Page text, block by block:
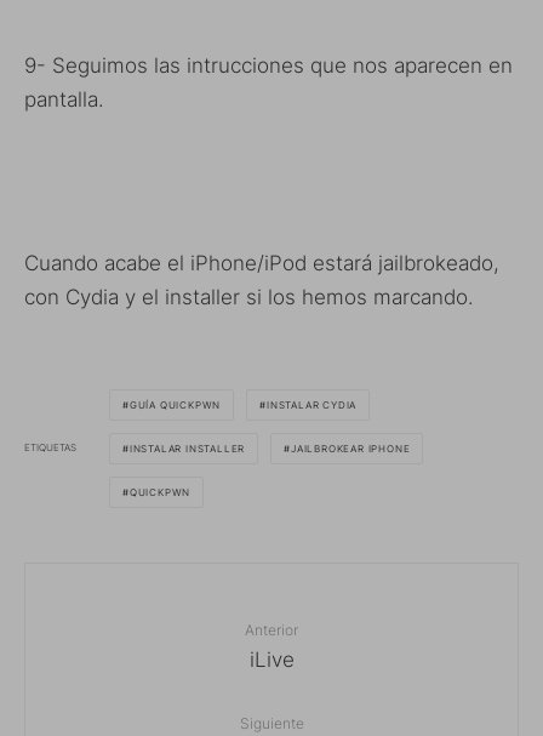
9- Seguimos las intrucciones que nos aparecen en
pantalla.
Cuando acabe el iPhone/iPod estará jailbrokeado,
con Cydia y el installer si los hemos marcando.
ETIQUETAS
GUÍA QUICKPWN INSTALAR CYDIA
INSTALAR INSTALLER JAILBROKEAR IPHONE
QUICKPWN
Anterior
iLive
Siguiente